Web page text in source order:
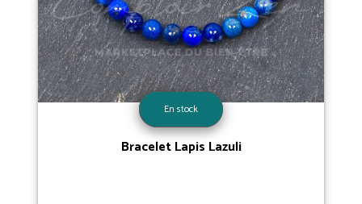
En stock
Bracelet Lapis Lazuli